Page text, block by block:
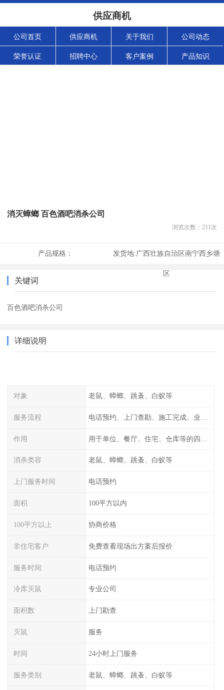
供应商机
公司首页 供应商机 关于我们 公司动态
荣誉认证 招聘中心 客户案例 产品知识
消灭蟑螂 百色酒吧消杀公司
浏览次数： 211次
产品规格： 发货地:广西壮族自治区南宁西乡塘
区
关键词
百色酒吧消杀公司
详细说明
对象 老鼠、蟑螂、跳蚤、白蚁等
服务流程
作用
消杀类容 老鼠、蟑螂、跳蚤、白蚁等
上门服务时间 电话预约
面积 100平方以内
100平方以上 协商价格
非住宅客户 免费查看现场出方案后报价
服务时间 电话预约
冷库灭鼠 专业公司
面积数 上门勘查
灭鼠 服务
时间 24小时上门服务
服务类别 老鼠、蟑螂、跳蚤、白蚁等